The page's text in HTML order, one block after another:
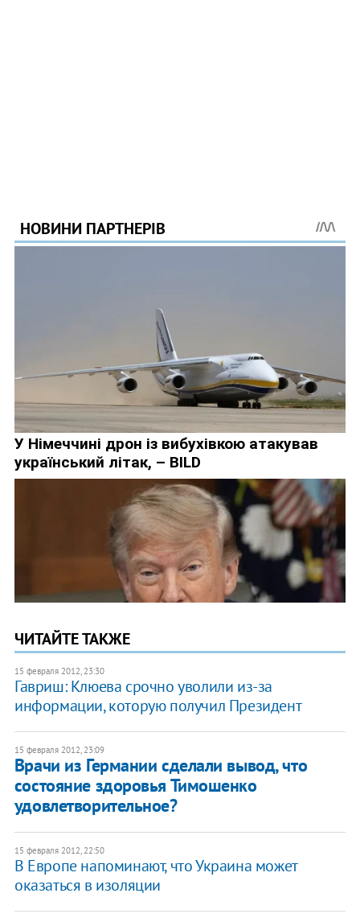
ЧИТАЙТЕ ТАКЖЕ
15 февраля 2012, 23:30
Гавриш: Клюева срочно уволили из-за
информации, которую получил Президент
15 февраля 2012, 23:09
Врачи из Германии сделали вывод, что
состояние здоровья Тимошенко
удовлетворительное?
15 февраля 2012, 22:50
В Европе напоминают, что Украина может
оказаться в изоляции